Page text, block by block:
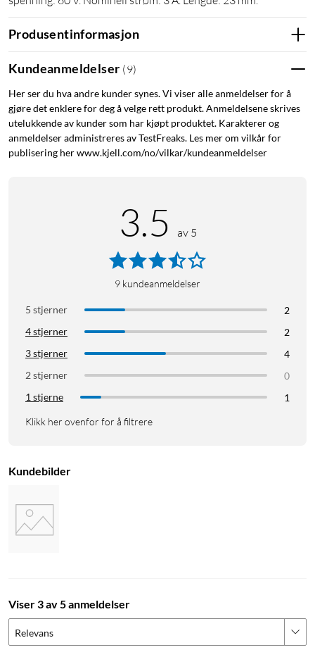
Produsentinformasjon
Kundeanmeldelser (9)
Her ser du hva andre kunder synes. Vi viser alle anmeldelser for å
gjøre det enklere for deg å velge rett produkt. Anmeldelsene skrives
utelukkende av kunder som har kjøpt produktet. Karakterer og
anmeldelser administreres av TestFreaks. Les mer om vilkår for
publisering her www.kjell.com/no/vilkar/kundeanmeldelser
3.5 av 5
9 kundeanmeldelser
5 stjerner
2
4 stjerner
2
3 stjerner
4
2 stjerner
0
1 stjerne
1
Klikk her ovenfor for å filtrere
Kundebilder
Viser 3 av 5 anmeldelser
Relevans